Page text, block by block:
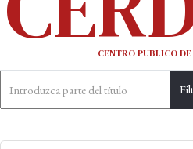
CENTRO PUBLICO